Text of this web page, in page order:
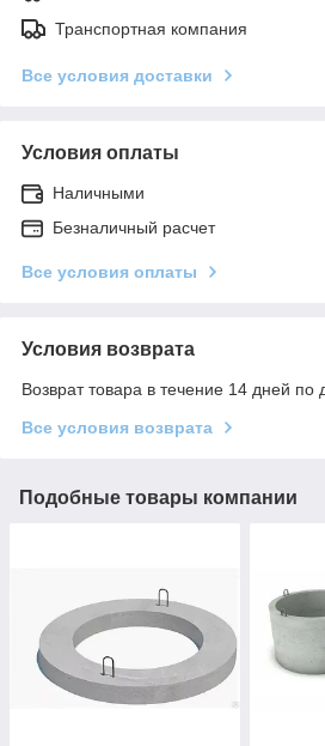
Транспортная компания
Все условия доставки
Условия оплаты
Наличными
Безналичный расчет
Все условия оплаты
Условия возврата
Возврат товара в течение 14 дней по
Все условия возврата
Подобные товары компании